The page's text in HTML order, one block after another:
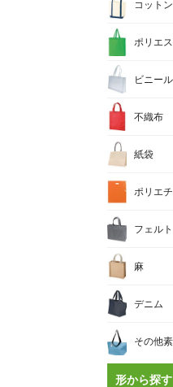
コット
ポリエ
ビニール
不織布
紙袋
ポリエ
フェルト
麻
デニム
その他
形から探す